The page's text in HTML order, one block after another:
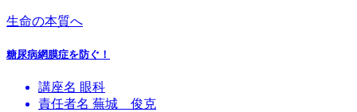
生命の本質へ
糖尿病網膜症を防ぐ！
講座名 眼科
責任者名 蕪城 俊克